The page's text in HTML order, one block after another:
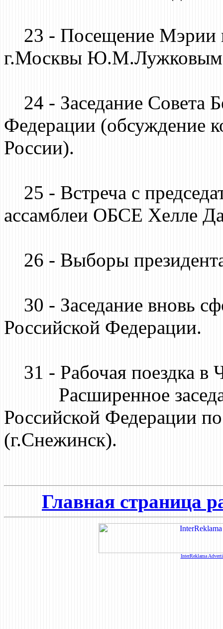
23 - Посещение Мэрии
г.Москвы Ю.М.Лужковым
24 - Заседание Совета
Федерации (обсуждение
России).
25 - Встреча с
ассамблеи ОБСЕ Хелле
26 - Выборы
30 - Заседание вновь
Российской Федерации.
31 - Рабочая поездка в
Расширенное
Российской Федерации
(г.Снежинск).
Главная страница
InterReklama